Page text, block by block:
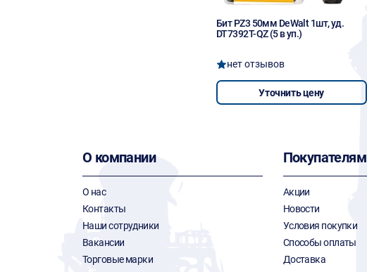
Бит PZ3 50мм DeWalt 1шт, уд.
DT7392T-QZ (5 в уп.)
нет отзывов
Уточнить цену
О компании
О нас
Контакты
Наши сотрудники
Вакансии
Торговые марки
Покупателям
Акции
Новости
Условия покупки
Способы оплаты
Доставка